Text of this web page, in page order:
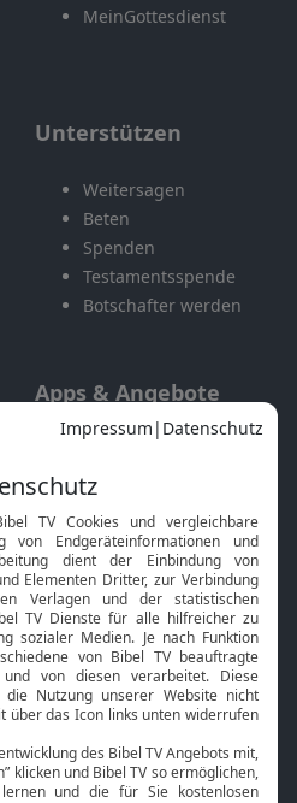
MeinGottesdienst
Unterstützen
Weitersagen
Beten
Spenden
Testamentsspende
Botschafter werden
Apps & Angebote
Mobile App
Smart TV
HbbTV
Bibelthek Online-Bibel
Nächster Gottesdienst
Service
Kontakt
TV-Empfang